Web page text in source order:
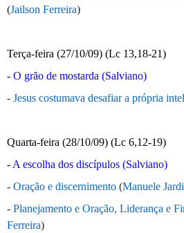
(Jailson Ferreira)
Terça-feira (27/10/09) (Lc 13,18-21)
- O grão de mostarda (Salviano)
- Jesus costumava desafiar a própria
Quarta-feira (28/10/09) (Lc 6,12-19)
- A escolha dos discípulos (Salviano)
- Oração e discernimento (Manuele
- Planejamento e Oração, Liderança e
Ferreira)